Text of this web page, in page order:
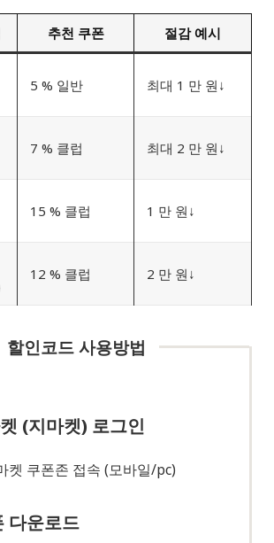
추천 쿠폰 절감 예시
5 % 일반 최대 1 만 원↓
7 % 클럽 최대 2 만 원↓
15 % 클럽 1 만 원↓
12 % 클럽 2 만 원↓
할인코드 사용방법
(지마켓) 로그인
켓 쿠폰존 접속 (모바일/pc)
다운로드